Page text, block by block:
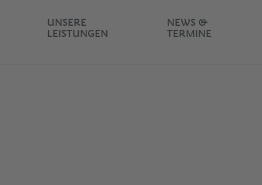
UNSERE
LEISTUNGEN
NEWS &
TERMINE